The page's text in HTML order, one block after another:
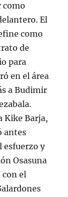
como
El
como
de
para
en el área
a Budimir
Kike Barja,
antes
esfuerzo y
Osasuna
con el